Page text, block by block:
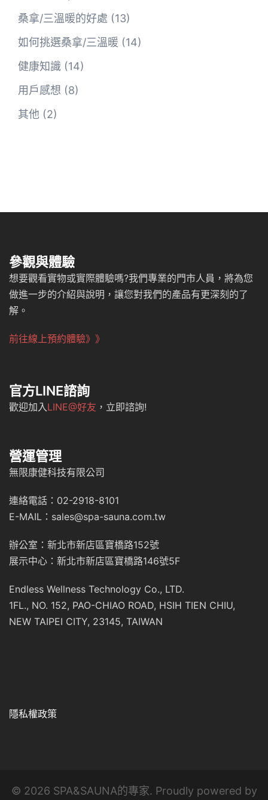
桑拿/三溫暖的好處 (13)
如何挑選桑拿/三溫暖 (14)
健康知識 (14)
用戶感想 (8)
其他 (2)
參觀與體驗
想要觀看實物或實際體驗嗎?我們專業的門市人員，將為您
做進一步的介紹與說明，讓您對我們的產品有更深刻的了
解。
前往線上預約體驗》》
官方LINE諮詢
歡迎加入 LINE@好友 ，立即諮詢!
營運管理
無限康健科技有限公司
連絡電話：02-2918-8101
E-MAIL：sales@spa-sauna.com.tw
辦公室：新北市新店區寶橋路152號
展示中心：新北市新店區寶橋路146號5F
Endless Wellness Technology Co., LTD.
1FL., NO. 152, PAO-CHIAO ROAD, HSIH TIEN CHIU,
NEW TAIPEI CITY, 23145, TAIWAN
隱私權政策
© 2026 SPA&SAUNA的專家. Proudly powered by